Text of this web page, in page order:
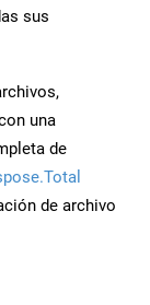
sus
una
de
de archivo